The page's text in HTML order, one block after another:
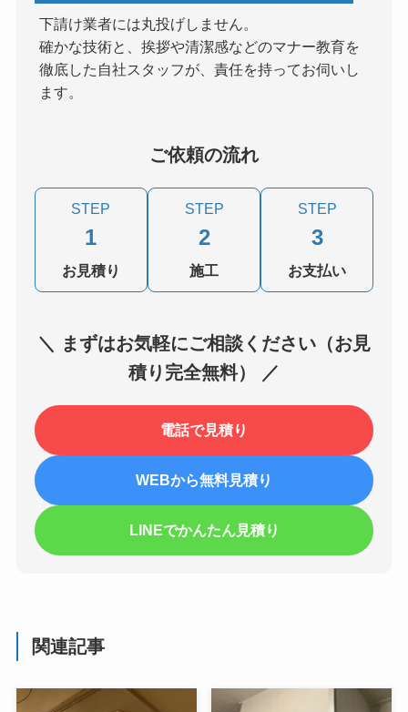
下請け業者には丸投げしません。
確かな技術と、挨拶や清潔感などのマナー教育を
徹底した自社スタッフが、責任を持ってお伺いし
ます。
ご依頼の流れ
STEP
1
お見積り
STEP
2
施工
STEP
3
お支払い
＼ まずはお気軽にご相談ください（お見
積り完全無料） ／
電話で見積り
WEBから無料見積り
LINEでかんたん見積り
関連記事